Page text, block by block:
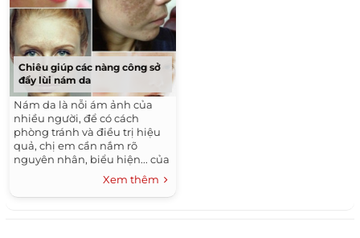
Chiêu giúp các nàng công sở
đẩy lùi nám da
Nám da là nỗi ám ảnh của
nhiều người, để có cách
phòng tránh và điều trị hiệu
quả, chị em cần nắm rõ
nguyên nhân, biểu hiện... của
Xem thêm